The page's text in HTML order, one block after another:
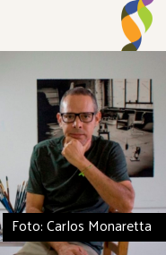
Foto: Carlos Monaretta